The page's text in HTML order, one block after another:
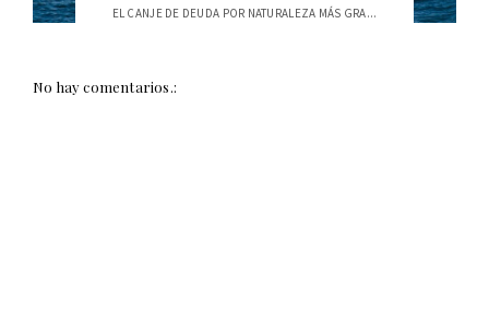
EL CANJE DE DEUDA POR NATURALEZA MÁS GRA...
No hay comentarios.: